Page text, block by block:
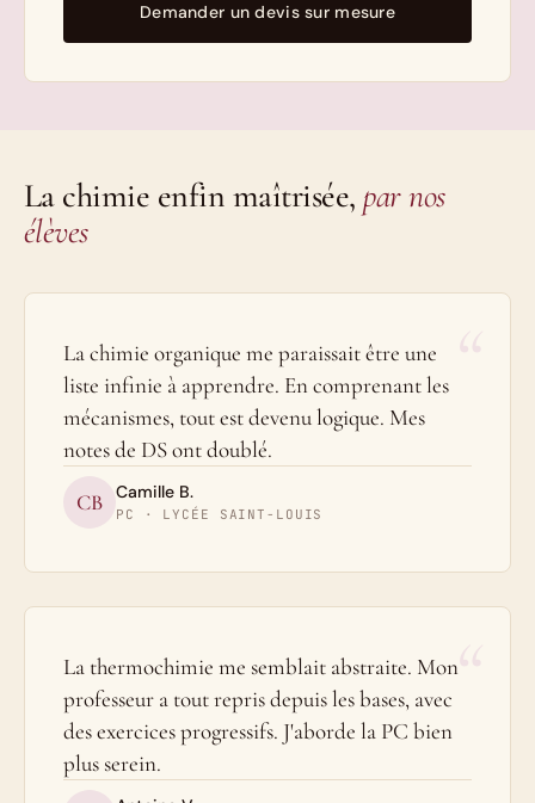
Demander un devis sur mesure
La chimie enfin maîtrisée,par nos
élèves
La chimie organique me paraissait être une
liste infinie à apprendre. En comprenant les
mécanismes, tout est devenu logique. Mes
notes de DS ont doublé.
CB Camille B.
PC · LYCÉE SAINT-LOUIS
“
La thermochimie me semblait abstraite. Mon
professeur a tout repris depuis les bases, avec
des exercices progressifs. J'aborde la PC bien
plus serein.